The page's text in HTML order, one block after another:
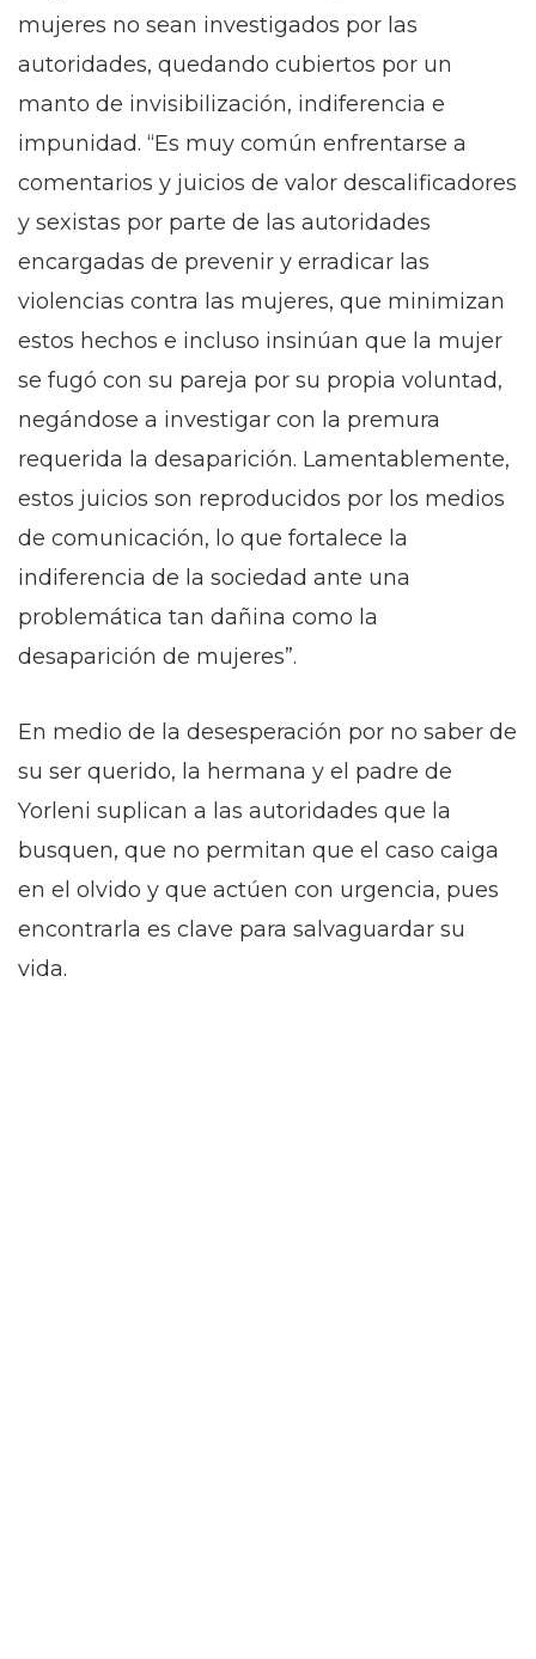
mujeres no sean investigados por las
autoridades, quedando cubiertos por un
manto de invisibilización, indiferencia e
impunidad. “Es muy común enfrentarse a
comentarios y juicios de valor descalificadores
y sexistas por parte de las autoridades
encargadas de prevenir y erradicar las
violencias contra las mujeres, que minimizan
estos hechos e incluso insinúan que la mujer
se fugó con su pareja por su propia voluntad,
negándose a investigar con la premura
requerida la desaparición. Lamentablemente,
estos juicios son reproducidos por los medios
de comunicación, lo que fortalece la
indiferencia de la sociedad ante una
problemática tan dañina como la
desaparición de mujeres”.
En medio de la desesperación por no saber de
su ser querido, la hermana y el padre de
Yorleni suplican a las autoridades que la
busquen, que no permitan que el caso caiga
en el olvido y que actúen con urgencia, pues
encontrarla es clave para salvaguardar su
vida.